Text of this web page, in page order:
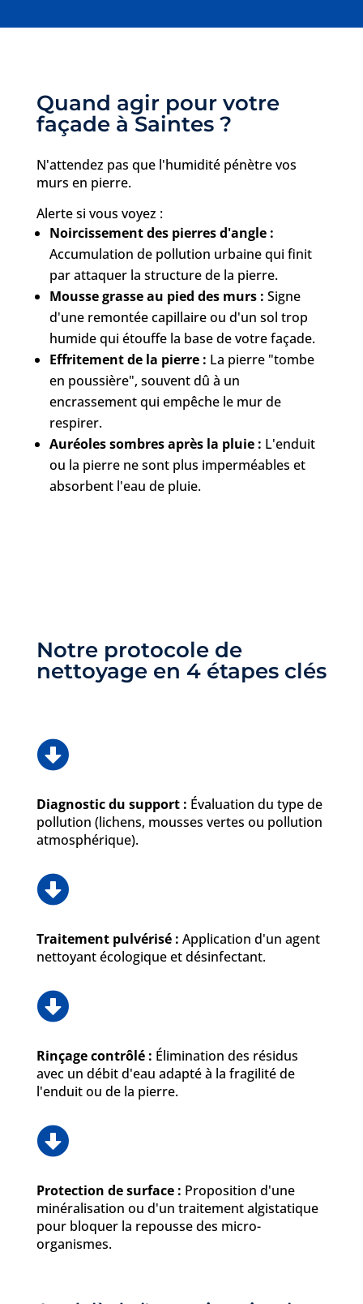
Quand agir pour votre
façade à Saintes ?
N'attendez pas que l'humidité pénètre vos
murs en pierre.
Alerte si vous voyez :
Noircissement des pierres d'angle :
Accumulation de pollution urbaine qui finit
par attaquer la structure de la pierre.
Mousse grasse au pied des murs : Signe
d'une remontée capillaire ou d'un sol trop
humide qui étouffe la base de votre façade.
Effritement de la pierre : La pierre "tombe
en poussière", souvent dû à un
encrassement qui empêche le mur de
respirer.
Auréoles sombres après la pluie : L'enduit
ou la pierre ne sont plus imperméables et
absorbent l'eau de pluie.
Notre protocole de
nettoyage en 4 étapes clés

Diagnostic du support : Évaluation du type de
pollution (lichens, mousses vertes ou pollution
atmosphérique).

Traitement pulvérisé : Application d'un agent
nettoyant écologique et désinfectant.

Rinçage contrôlé : Élimination des résidus
avec un débit d'eau adapté à la fragilité de
l'enduit ou de la pierre.

Protection de surface : Proposition d'une
minéralisation ou d'un traitement algistatique
pour bloquer la repousse des micro-
organismes.